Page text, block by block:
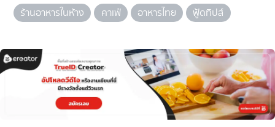
ร้านอาหารในห้าง
คาเฟ่ อาหารไทย ฟู้ดทิปส์